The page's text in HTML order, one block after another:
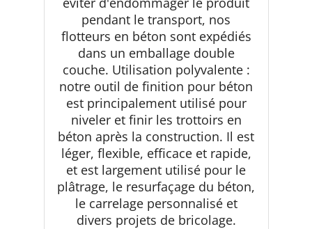
pendant le transport, nos
flotteurs en béton sont expédiés
dans un emballage double
couche. Utilisation polyvalente :
notre outil de finition pour béton
est principalement utilisé pour
niveler et finir les trottoirs en
béton après la construction. Il est
léger, flexible, efficace et rapide,
et est largement utilisé pour le
plâtrage, le resurfaçage du béton,
le carrelage personnalisé et
divers projets de bricolage.